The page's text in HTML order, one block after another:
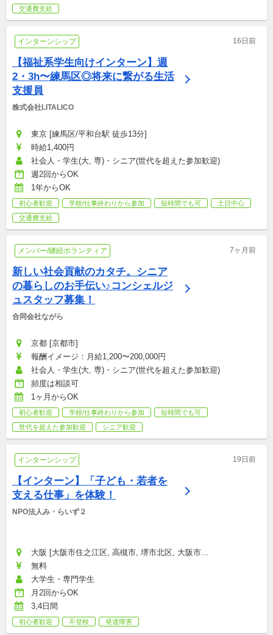
交通費支給
インターンシップ 16日前
【福祉系学生向けインターン】週
2・3h〜練馬区◎将来に繋がる生活
支援員
株式会社LITALICO
東京 [練馬区/平和台駅 徒歩13分]
時給1,400円
社会人・学生(大, 専)・シニア(世代を超えた参加歓迎)
週2回からOK
1年からOK
初心者歓迎 学校/仕事終わりから参加 短時間でも可
土日中心
交通費支給
メンバー/継続ボランティア 7ヶ月前
新しい社会貢献のカタチ。シニア
の暮らしのお手伝い♪コンシェルジ
ュスタッフ募集！
合同会社ながら
京都 [京都市]
報酬イメージ：月給1,200〜200,000円
社会人・学生(大, 専)・シニア(世代を超えた参加歓迎)
頻度は相談可
1ヶ月からOK
初心者歓迎 学校/仕事終わりから参加
短時間でも可
世代を超えた参加歓迎
シニア歓迎
インターンシップ 19日前
【インターン】「子ども・若者を
支える仕事」を体験！
NPO法人み・らいず２
大阪 [大阪市住之江区, 高槻市, 堺市北区, 大阪市...
無料
大学生・専門学生
月2回からOK
3,4日間
初心者歓迎 不登校 発達障害